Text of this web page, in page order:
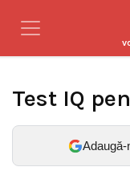
Test IQ